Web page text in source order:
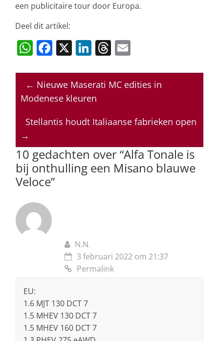
een publicitaire tour door Europa.
Deel dit artikel:
W
at
s
p
p
F
c
e
o
o
k
X Li
k
e
n
T
re
a
s
ai
l
← Nieuwe Maserati MC edities in
Modenese kleuren
Stellantis houdt Italiaanse fabrieken open
→
10 gedachten over “Alfa Tonale is
bij onthulling een Misano blauwe
Veloce”
N.N.
3 februari 2022 om 21:37
Permalink
EU:
1.6 MJT 130 DCT 7
1.5 MHEV 130 DCT 7
1.5 MHEV 160 DCT 7